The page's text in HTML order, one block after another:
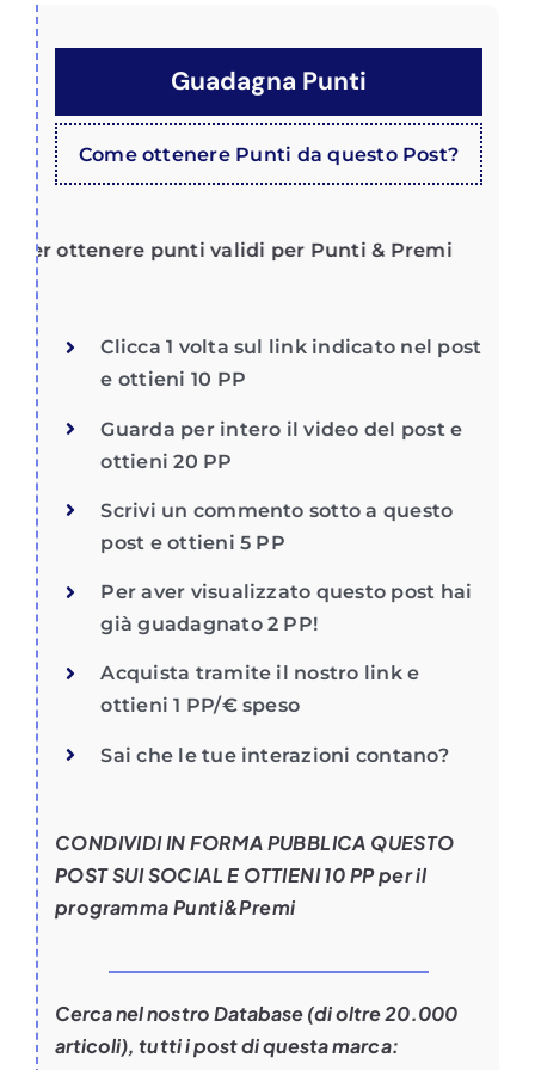
Guadagna Punti
Come ottenere Punti da questo Post?
punti validi per Punti & Premi
Clicca 1 volta sul link indicato nel post
e ottieni 10 PP
Guarda per intero il video del post e
ottieni 20 PP
Scrivi un commento sotto a questo
post e ottieni 5 PP
Per aver visualizzato questo post hai
già guadagnato 2 PP!
Acquista tramite il nostro link e
ottieni 1 PP/€ speso
Sai che le tue interazioni contano?
CONDIVIDI IN FORMA PUBBLICA QUESTO
POST SUI SOCIAL E OTTIENI 10 PP per il
programma Punti&Premi
Cerca nel nostro Database (di oltre 20.000
articoli), tutti i post di questa marca: